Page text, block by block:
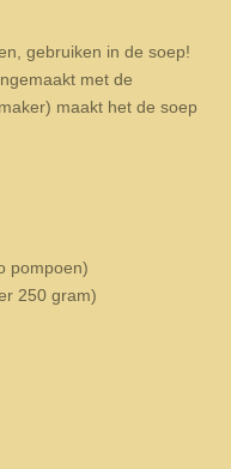
gebruiken in de soep!
met de
maakt het de soep
pompoen)
250 gram)